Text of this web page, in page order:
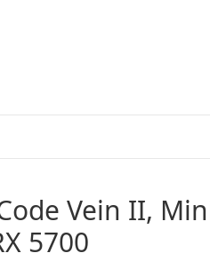
Vein II,
5700